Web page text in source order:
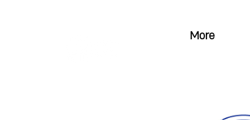
More